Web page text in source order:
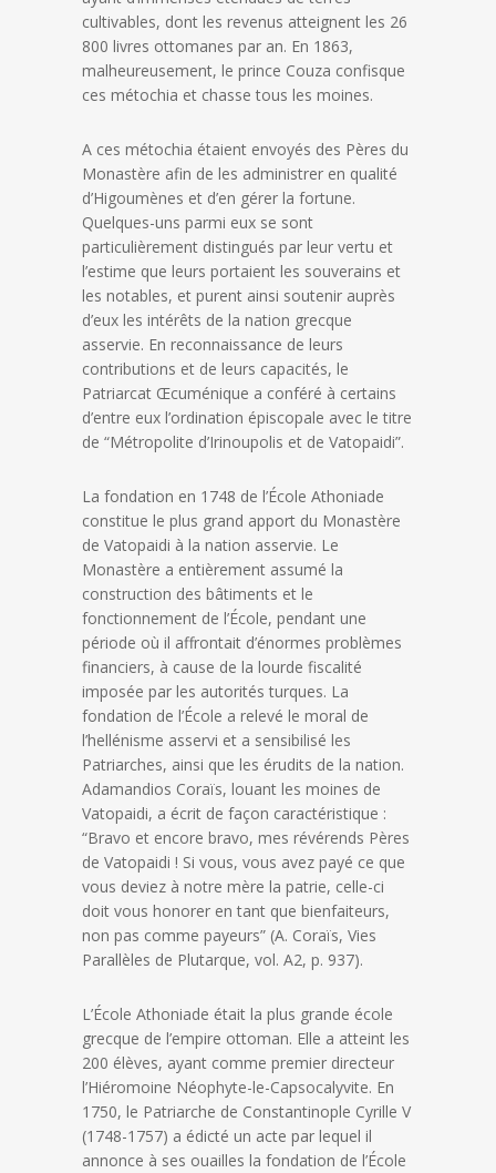
cultivables, dont les revenus atteignent les 26
800 livres ottomanes par an. En 1863,
malheureusement, le prince Couza confisque
ces métochia et chasse tous les moines.
A ces métochia étaient envoyés des Pères du
Monastère afin de les administrer en qualité
d’Higoumènes et d’en gérer la fortune.
Quelques-uns parmi eux se sont
particulièrement distingués par leur vertu et
l’estime que leurs portaient les souverains et
les notables, et purent ainsi soutenir auprès
d’eux les intérêts de la nation grecque
asservie. En reconnaissance de leurs
contributions et de leurs capacités, le
Patriarcat Œcuménique a conféré à certains
d’entre eux l’ordination épiscopale avec le titre
de “Métropolite d’Irinoupolis et de Vatopaidi”.
La fondation en 1748 de l’École Athoniade
constitue le plus grand apport du Monastère
de Vatopaidi à la nation asservie. Le
Monastère a entièrement assumé la
construction des bâtiments et le
fonctionnement de l’École, pendant une
période où il affrontait d’énormes problèmes
financiers, à cause de la lourde fiscalité
imposée par les autorités turques. La
fondation de l’École a relevé le moral de
l’hellénisme asservi et a sensibilisé les
Patriarches, ainsi que les érudits de la nation.
Adamandios Coraïs, louant les moines de
Vatopaidi, a écrit de façon caractéristique :
“Bravo et encore bravo, mes révérends Pères
de Vatopaidi ! Si vous, vous avez payé ce que
vous deviez à notre mère la patrie, celle-ci
doit vous honorer en tant que bienfaiteurs,
non pas comme payeurs” (A. Coraïs, Vies
Parallèles de Plutarque, vol. A2, p. 937).
L’École Athoniade était la plus grande école
grecque de l’empire ottoman. Elle a atteint les
200 élèves, ayant comme premier directeur
l’Hiéromoine Néophyte-le-Capsocalyvite. En
1750, le Patriarche de Constantinople Cyrille V
(1748-1757) a édicté un acte par lequel il
annonce à ses ouailles la fondation de l’École